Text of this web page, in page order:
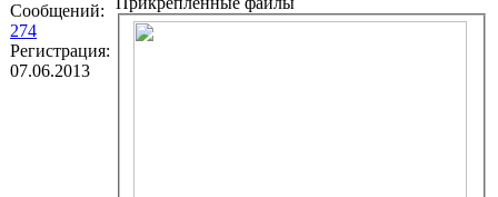
Сообщений:
274
Регистрация:
07.06.2013